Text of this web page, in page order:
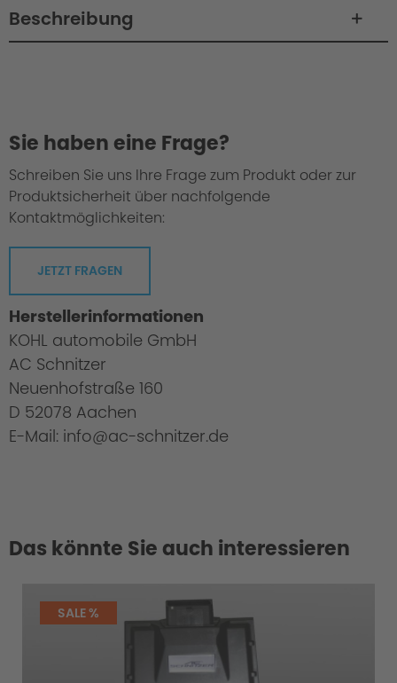
Beschreibung
Sie haben eine Frage?
Schreiben Sie uns Ihre Frage zum Produkt oder zur
Produktsicherheit über nachfolgende
Kontaktmöglichkeiten:
JETZT FRAGEN
Herstellerinformationen
KOHL automobile GmbH
AC Schnitzer
Neuenhofstraße 160
D 52078 Aachen
E-Mail: info@ac-schnitzer.de
Das könnte Sie auch interessieren
SALE %